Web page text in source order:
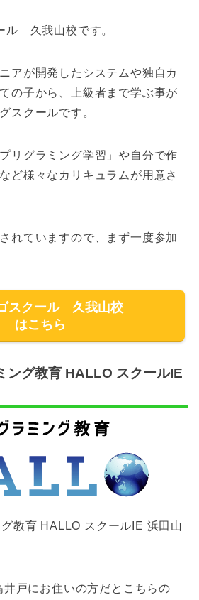
ル 久我山校です。
アが開発したシステムや独自カ
の子から、上級者まで学ぶ事が
スクールです。
リグラミング学習」や自分で作
ど様々なカリキュラムが用意さ
れていますので、まず一度参加
スクール 久我山校
はこちら
ング教育 HALLO スクールIE
教育 HALLO スクールIE 浜田山
戸にお住いの方だとこちらの